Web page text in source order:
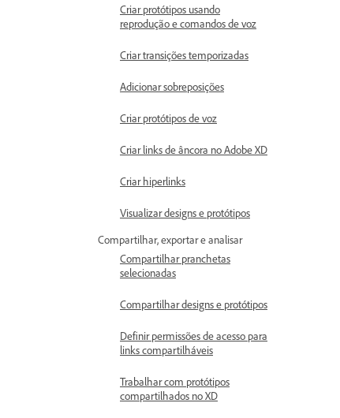
Criar protótipos usando
reprodução e comandos de voz
Criar transições temporizadas
Adicionar sobreposições
Criar protótipos de voz
Criar links de âncora no Adobe XD
Criar hiperlinks
Visualizar designs e protótipos
Compartilhar, exportar e analisar
Compartilhar pranchetas
selecionadas
Compartilhar designs e protótipos
Definir permissões de acesso para
links compartilháveis
Trabalhar com protótipos
compartilhados no XD